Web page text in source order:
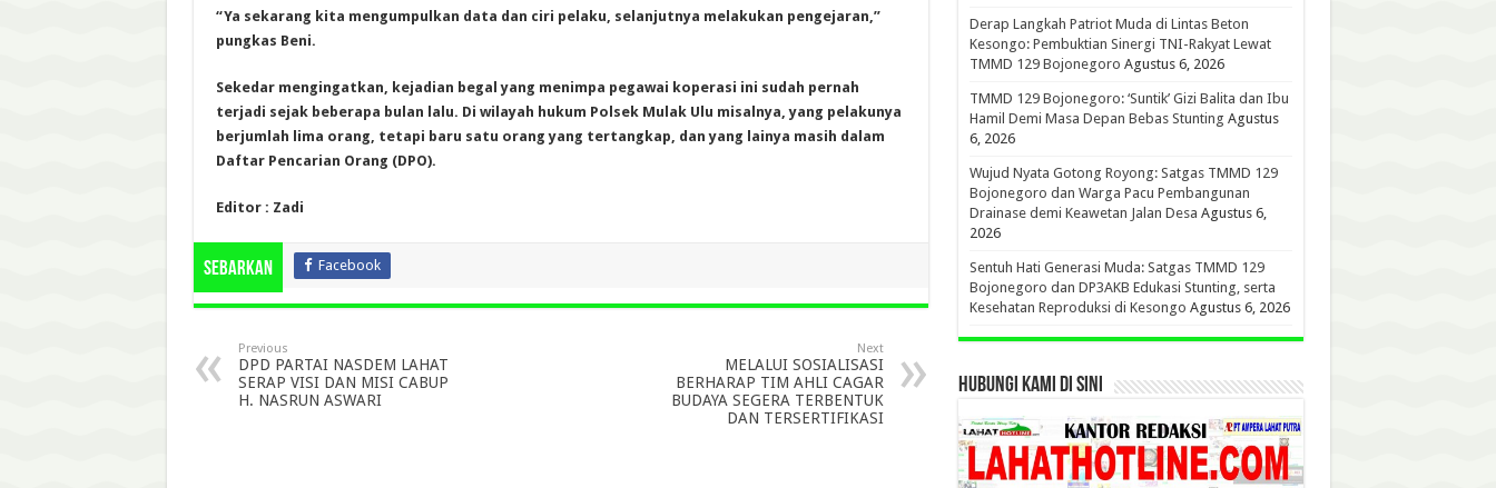
“Ya sekarang kita mengumpulkan data dan ciri pelaku, selanjutnya melakukan pengejaran,”
pungkas Beni.
Sekedar mengingatkan, kejadian begal yang menimpa pegawai koperasi ini sudah pernah
terjadi sejak beberapa bulan lalu. Di wilayah hukum Polsek Mulak Ulu misalnya, yang pelakunya
berjumlah lima orang, tetapi baru satu orang yang tertangkap, dan yang lainya masih dalam
Daftar Pencarian Orang (DPO).
Editor : Zadi
Sebarkan Facebook
Previous
DPD PARTAI NASDEM LAHAT
SERAP VISI DAN MISI CABUP
H. NASRUN ASWARI
Next
MELALUI SOSIALISASI
BERHARAP TIM AHLI CAGAR
BUDAYA SEGERA TERBENTUK
DAN TERSERTIFIKASI
Derap Langkah Patriot Muda di Lintas Beton
Kesongo: Pembuktian Sinergi TNI-Rakyat Lewat
TMMD 129 Bojonegoro Agustus 6, 2026
TMMD 129 Bojonegoro: ‘Suntik’ Gizi Balita dan Ibu
Hamil Demi Masa Depan Bebas Stunting Agustus
6, 2026
Wujud Nyata Gotong Royong: Satgas TMMD 129
Bojonegoro dan Warga Pacu Pembangunan
Drainase demi Keawetan Jalan Desa Agustus 6,
2026
Sentuh Hati Generasi Muda: Satgas TMMD 129
Bojonegoro dan DP3AKB Edukasi Stunting, serta
Kesehatan Reproduksi di Kesongo Agustus 6, 2026
HUBUNGI KAMI DI SINI